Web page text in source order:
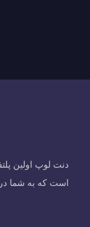
دنت لوپ اولین
است که به شما